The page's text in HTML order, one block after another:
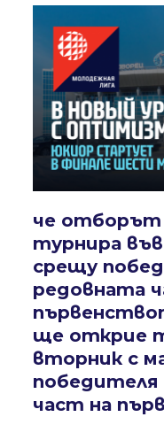
че
турнира
срещу
редовната
ще открие
вторник с
част на